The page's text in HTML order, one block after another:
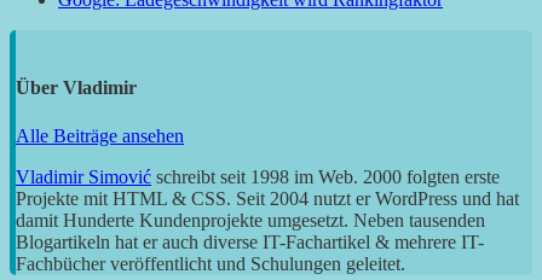
Über Vladimir
Alle Beiträge ansehen
Vladimir Simović schreibt seit 1998 im Web. 2000 folgten erste
Projekte mit HTML & CSS. Seit 2004 nutzt er WordPress und hat
damit Hunderte Kundenprojekte umgesetzt. Neben tausenden
Blogartikeln hat er auch diverse IT-Fachartikel & mehrere IT-
Fachbücher veröffentlicht und Schulungen geleitet.